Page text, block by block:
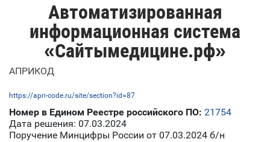
Автоматизированная
информационная система
«Сайтымедицине.рф»
АПРИКОД
https://apri-code.ru/site/section?id=87
Номер в Едином Реестре российского ПО: 21754
Дата решения: 07.03.2024
Поручение Минцифры России от 07.03.2024 б/н